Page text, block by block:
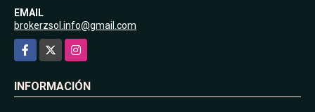
EMAIL
brokerzsol.info@gmail.com
Facebook
Instagram
INFORMACIÓN